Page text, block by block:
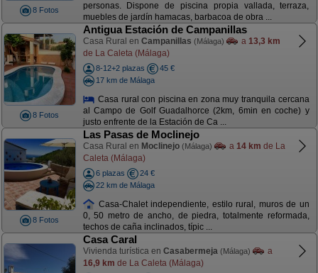
8 Fotos
personas. Dispone de piscina propia vallada, terraza,
muebles de jardín hamacas, barbacoa de obra ...
8 Fotos
Antigua Estación de Campanillas
Casa Rural en Campanillas (Málaga) a 13,3 km
de La Caleta (Málaga)
8-12+2 plazas
45 €
17 km de Málaga
Casa rural con piscina en zona muy tranquila cercana
al Campo de Golf Guadalhorce (2km, 6min en coche) y
justo enfrente de la Estación de Ca ...
8 Fotos
Las Pasas de Moclinejo
Casa Rural en Moclinejo (Málaga) a 14 km de La
Caleta (Málaga)
6 plazas
24 €
22 km de Málaga
Casa-Chalet independiente, estilo rural, muros de un
0, 50 metro de ancho, de piedra, totalmente reformada,
techos de caña inclinados, típic ...
Casa Caral
Vivienda turística en Casabermeja (Málaga)
a
16,9 km de La Caleta (Málaga)